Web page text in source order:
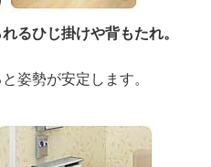
るひじ掛けや背もたれ。
姿勢が安定します。